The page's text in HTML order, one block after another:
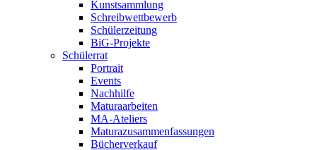
Kunstsammlung
Schreibwettbewerb
Schülerzeitung
BiG-Projekte
Schülerrat
Portrait
Events
Nachhilfe
Maturaarbeiten
MA-Ateliers
Maturazusammenfassungen
Bücherverkauf